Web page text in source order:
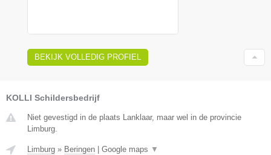
BEKIJK VOLLEDIG PROFIEL
KOLLI Schildersbedrijf
Niet gevestigd in de plaats Lanklaar, maar wel in de provincie
Limburg.
Limburg » Beringen Google maps ▼